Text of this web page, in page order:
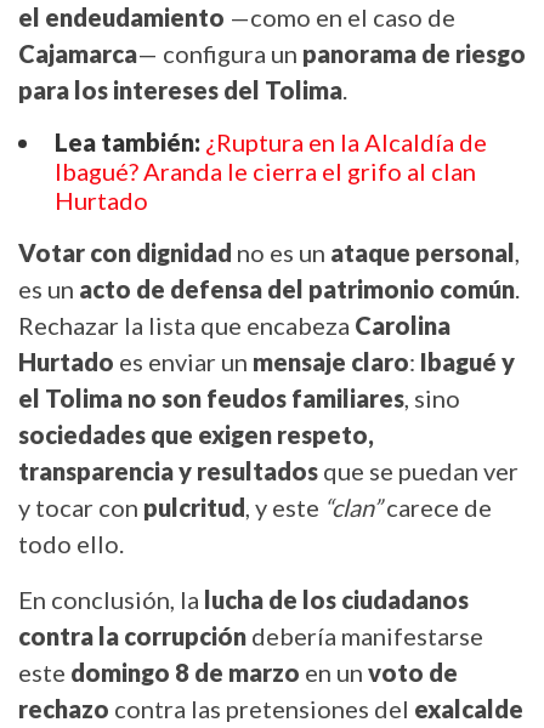
el endeudamiento —como en el caso de
Cajamarca— configura un panorama de riesgo
para los intereses del Tolima.
Lea también: ¿Ruptura en la Alcaldía de
Ibagué? Aranda le cierra el grifo al clan
Hurtado
Votar con dignidad no es un ataque personal,
es un acto de defensa del patrimonio común.
Rechazar la lista que encabeza Carolina
Hurtado es enviar un mensaje claro: Ibagué y
el Tolima no son feudos familiares, sino
sociedades que exigen respeto,
transparencia y resultados que se puedan ver
y tocar con pulcritud, y este “clan”carece de
todo ello.
En conclusión, la lucha de los ciudadanos
contra la corrupción debería manifestarse
este domingo 8 de marzo en un voto de
rechazo contra las pretensiones del exalcalde